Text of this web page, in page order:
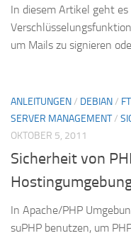
In diesem Artikel geht
um Mails zu signieren
ANLEITUNGEN/ DEBIAN/
SERVER MANAGEMENT/
OKTOBER 5, 2011
Sicherheit von
In Apache/PHP
suPHP benutzen, um